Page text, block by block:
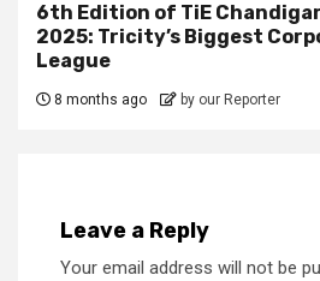
6th Edition of TiE
2025: Tricity’s Biggest
League
8 months ago by our Reporter
Leave a Reply
Your email address will not be